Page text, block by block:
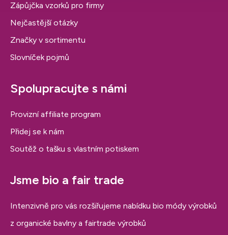
Zápůjčka vzorků pro firmy
Nejčastější otázky
Značky v sortimentu
Slovníček pojmů
Spolupracujte s námi
Provizní affiliate program
Přidej se k nám
Soutěž o tašku s vlastním potiskem
Jsme bio a fair trade
Intenzivně pro vás rozšiřujeme nabídku bio módy výrobků
z organické bavlny a fairtrade výrobků